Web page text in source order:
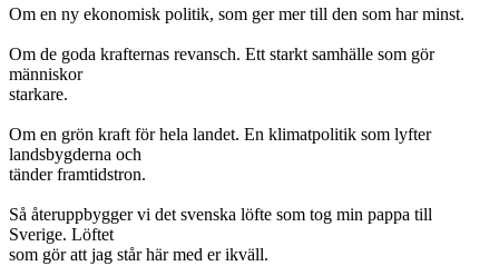
Om en ny ekonomisk politik, som ger mer till den som har minst.
Om de goda krafternas revansch. Ett starkt samhälle som gör
människor
starkare.
Om en grön kraft för hela landet. En klimatpolitik som lyfter
landsbygderna och
tänder framtidstron.
Så återuppbygger vi det svenska löfte som tog min pappa till
Sverige. Löftet
som gör att jag står här med er ikväll.